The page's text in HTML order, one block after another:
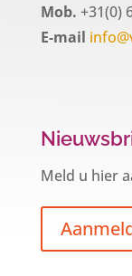
Mob. +31(0)
E-mail
Meld u hier